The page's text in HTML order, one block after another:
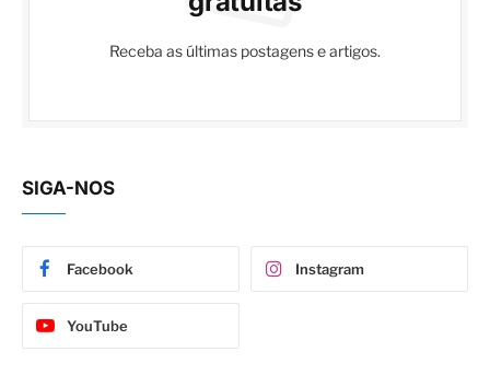
Receba as últimas postagens e artigos.
SIGA-NOS
Facebook Instagram
YouTube